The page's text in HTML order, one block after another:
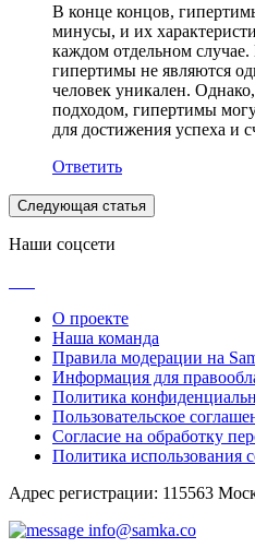
В конце концов,
минусы, и их
каждом отдельном
гипертимы не являются
человек уникален.
подходом, гипертимы
для достижения успеха и
Ответить
Следующая статья
Наши соцсети
О проекте
Наша команда
Правила модерации на
Информация для
Политика
Пользовательское
Согласие на обработку
Политика использования
Адрес регистрации: 115563
info@samka.co